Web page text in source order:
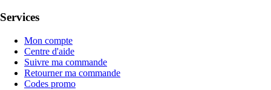
Services
Mon compte
Centre d'aide
Suivre ma commande
Retourner ma commande
Codes promo